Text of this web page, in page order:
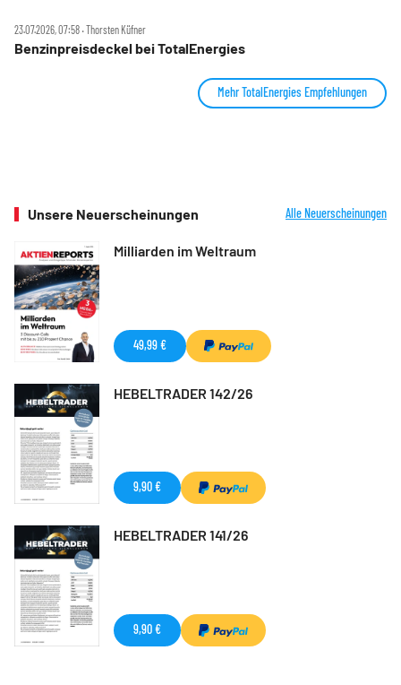
23.07.2026, 07:58 ‧ Thorsten Küfner
Benzinpreisdeckel bei TotalEnergies
Mehr TotalEnergies Empfehlungen
Unsere Neuerscheinungen Alle Neuerscheinungen
Milliarden im Weltraum
49,99 €
HEBELTRADER 142/26
9,90 €
HEBELTRADER 141/26
9,90 €